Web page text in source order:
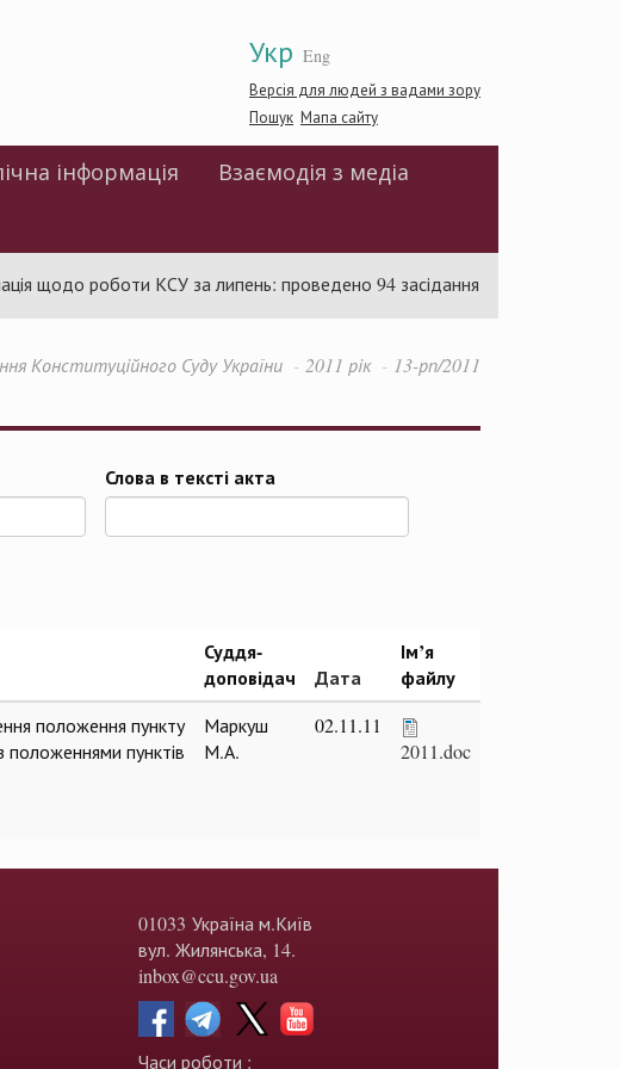
Укр Eng
Версія для людей з вадами зору
Пошук Мапа сайту
інформація
Взаємодія з медіа
щодо роботи КСУ за липень: проведено 94 засідання та ухвалено 85
Конституційного Суду України 2011 рік 13-рп/2011
Слова в тексті акта
Суддя-
доповідач
Дата
Ім’я
файлу
положення пункту
положеннями пунктів
Маркуш
М.А.
02.11.11
2011.doc
01033 Україна м.Київ
вул. Жилянська, 14.
inbox@ccu.gov.ua
Часи роботи :